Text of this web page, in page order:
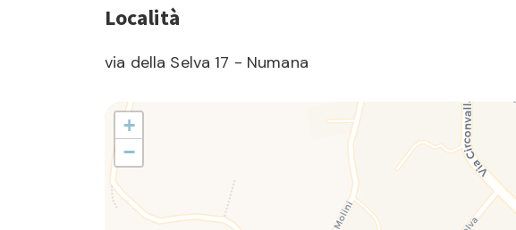
Località
via della Selva 17 - Numana
+
−